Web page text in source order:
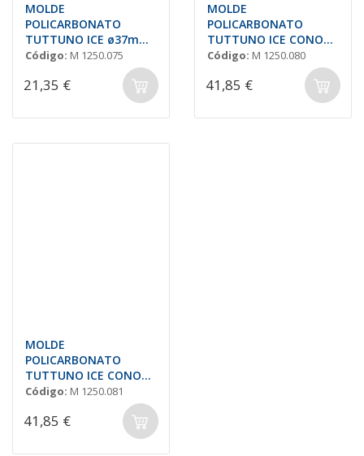
MOLDE
POLICARBONATO
TUTTUNO ICE ø37mm
'SELMI OSI26'
Código: M 1250.075
21,35 €
MOLDE
POLICARBONATO
TUTTUNO ICE CONO
SMALL 'SELMI OSI30'
Código: M 1250.080
41,85 €
MOLDE
POLICARBONATO
TUTTUNO ICE CONO
BIG 'SELMI OSI32'
Código: M 1250.081
41,85 €